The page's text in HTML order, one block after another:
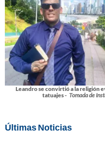
Leandro se convirtió a la religión
tatuajes - Tomada de
Últimas Noticias